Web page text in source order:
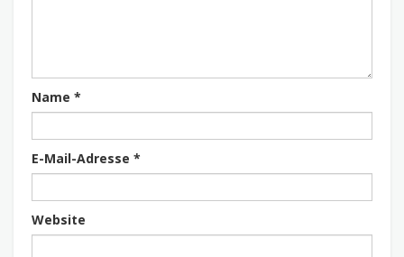
Name *
E-Mail-Adresse *
Website